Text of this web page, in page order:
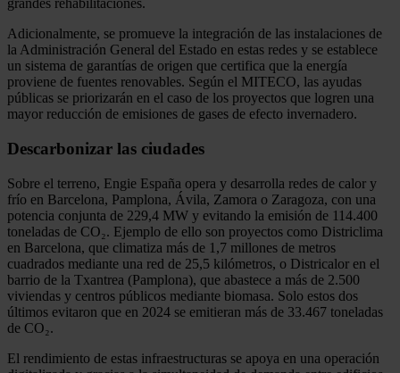
grandes rehabilitaciones.
Adicionalmente, se promueve la integración de las instalaciones de
la Administración General del Estado en estas redes y se establece
un sistema de garantías de origen que certifica que la energía
proviene de fuentes renovables. Según el MITECO, las ayudas
públicas se priorizarán en el caso de los proyectos que logren una
mayor reducción de emisiones de gases de efecto invernadero.
Descarbonizar las ciudades
Sobre el terreno, Engie España opera y desarrolla redes de calor y
frío en Barcelona, Pamplona, Ávila, Zamora o Zaragoza, con una
potencia conjunta de 229,4 MW y evitando la emisión de 114.400
toneladas de CO₂. Ejemplo de ello son proyectos como Districlima
en Barcelona, que climatiza más de 1,7 millones de metros
cuadrados mediante una red de 25,5 kilómetros, o Districalor en el
barrio de la Txantrea (Pamplona), que abastece a más de 2.500
viviendas y centros públicos mediante biomasa. Solo estos dos
últimos evitaron que en 2024 se emitieran más de 33.467 toneladas
de CO₂.
El rendimiento de estas infraestructuras se apoya en una operación